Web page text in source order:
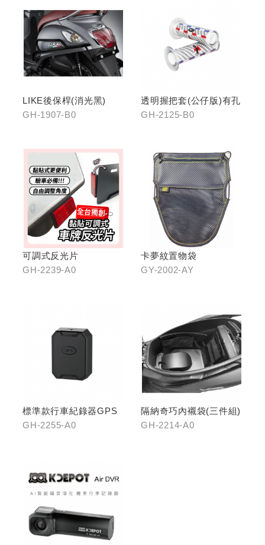
LIKE後保桿(消光黑)
GH-1907-B0
透明握把套(公仔版)有孔
GH-2125-B0
可調式反光片
GH-2239-A0
卡夢紋置物袋
GY-2002-AY
標準款行車紀錄器GPS
GH-2255-A0
隔納奇巧內襯袋(三件組)
GH-2214-A0